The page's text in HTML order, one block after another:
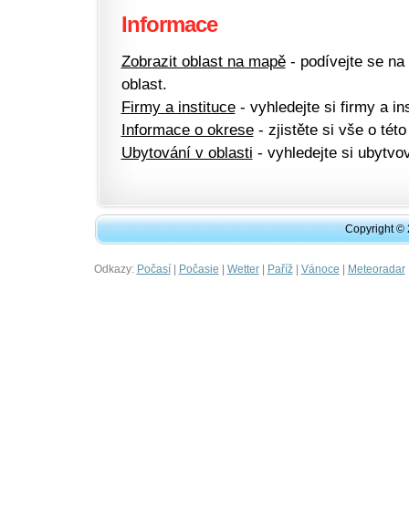
Informace
Zobrazit oblast na mapě- podívejte se na
oblast.
Firmy a instituce- vyhledejte si firmy a
Informace o okrese- zjistěte si vše o této
Ubytování v oblasti - vyhledejte si
Copyright ©
Odkazy: Počasí| Počasie | Wetter| Paříž| Vánoce | Meteoradar